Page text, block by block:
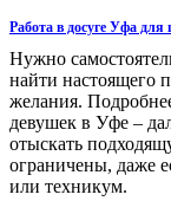
Работа в досуге Уфа
Нужно
найти настоящего
желания.
девушек в Уфе –
отыскать
ограничены, даже
или техникум.